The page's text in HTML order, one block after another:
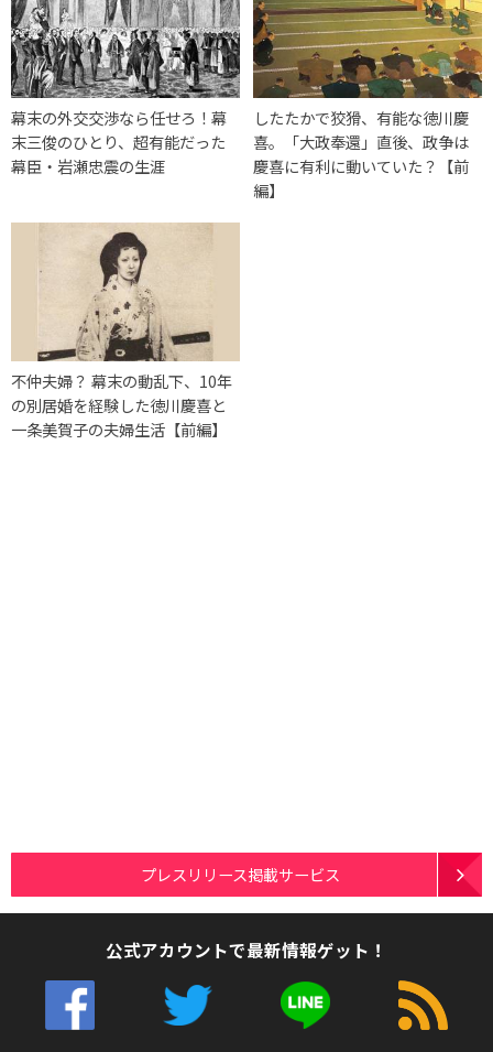
幕末の外交交渉なら任せろ！幕
末三俊のひとり、超有能だった
幕臣・岩瀬忠震の生涯
したたかで狡猾、有能な徳川慶
喜。「大政奉還」直後、政争は
慶喜に有利に動いていた？【前
編】
不仲夫婦？ 幕末の動乱下、10年
の別居婚を経験した徳川慶喜と
一条美賀子の夫婦生活【前編】
プレスリリース掲載サービス
公式アカウントで最新情報ゲット！